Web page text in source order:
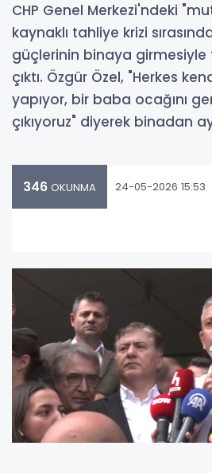
CHP Genel Merkezi'ndeki
kaynaklı tahliye krizi
güçlerinin binaya
çıktı. Özgür Özel, "Herkes
yapıyor, bir baba ocağını
çıkıyoruz" diyerek binadan
346 OKUNMA 24-05-2026 15:53